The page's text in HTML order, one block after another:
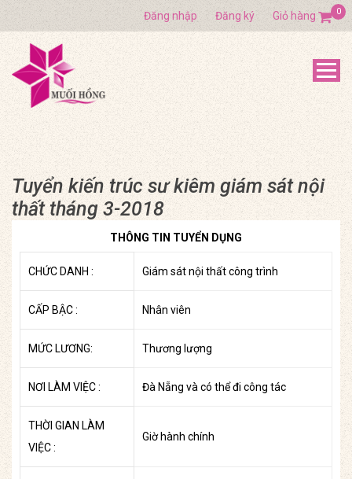
Đăng nhập Đăng ký Giỏ hàng 0
Tuyển kiến trúc sư kiêm giám sát nội
thất tháng 3-2018
THÔNG TIN TUYỂN DỤNG
CHỨC DANH : Giám sát nội thất công trình
CẤP BẬC : Nhân viên
MỨC LƯƠNG: Thương lượng
NƠI LÀM VIỆC : Đà Nẵng và có thể đi công tác
THỜI GIAN LÀM
VIỆC :
Giờ hành chính